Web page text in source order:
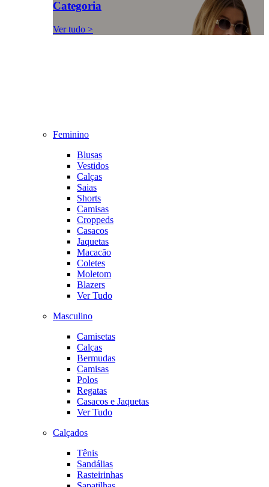
Categoria
Ver tudo >
Feminino
Blusas
Vestidos
Calças
Saias
Shorts
Camisas
Croppeds
Casacos
Jaquetas
Macacão
Coletes
Moletom
Blazers
Ver Tudo
Masculino
Camisetas
Calças
Bermudas
Camisas
Polos
Regatas
Casacos e Jaquetas
Ver Tudo
Calçados
Tênis
Sandálias
Rasteirinhas